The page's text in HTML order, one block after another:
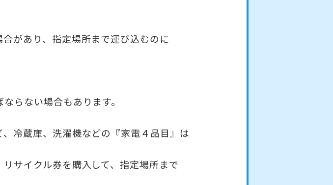
があり、指定場所まで運び込むのに
らない場合もあります。
冷蔵庫、洗濯機などの『家電４品目』は
サイクル券を購入して、指定場所まで